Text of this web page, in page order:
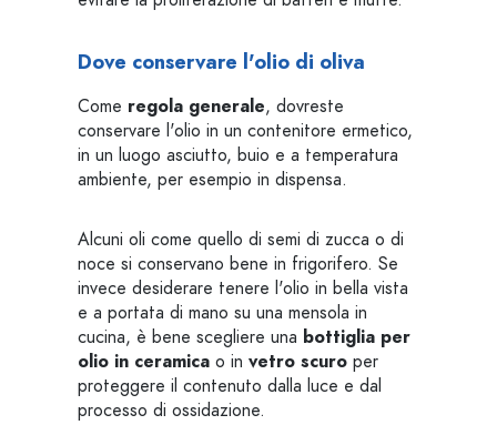
Dove conservare l'olio di oliva
Come regola generale, dovreste
conservare l'olio in un contenitore ermetico,
in un luogo asciutto, buio e a temperatura
ambiente, per esempio in dispensa.
Alcuni oli come quello di semi di zucca o di
noce si conservano bene in frigorifero. Se
invece desiderare tenere l'olio in bella vista
e a portata di mano su una mensola in
cucina, è bene scegliere una bottiglia per
olio in ceramica o in vetro scuro per
proteggere il contenuto dalla luce e dal
processo di ossidazione.